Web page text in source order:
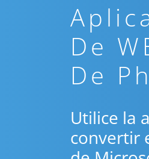
De
De
Utilice la
convertir